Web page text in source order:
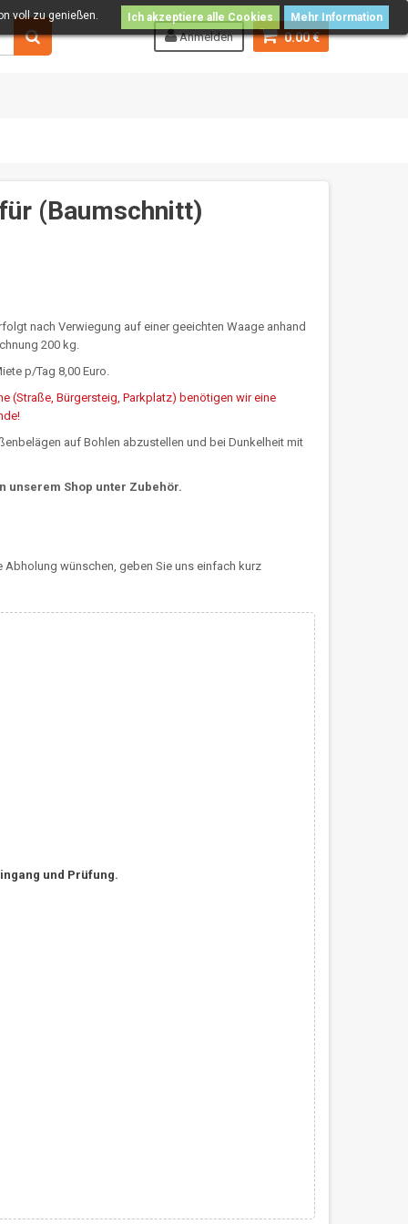
0.00 €
Anmelden
voll zu genießen. Ich akzeptiere alle Cookies Mehr Information
(Baumschnitt)
nach Verwiegung auf einer geeichten Waage anhand
200 kg.
p/Tag 8,00 Euro.
(Straße, Bürgersteig, Parkplatz) benötigen wir eine
auf Bohlen abzustellen und bei Dunkelheit mit
unserem Shop unter Zubehör.
wünschen, geben Sie uns einfach kurz
und Prüfung.